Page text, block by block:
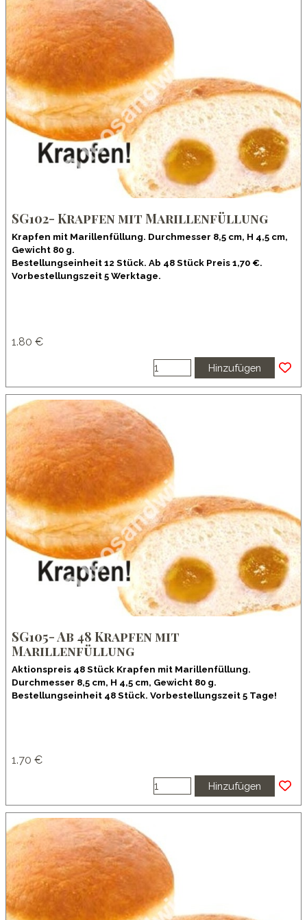
SG102- Krapfen mit Marillenfüllung
Krapfen mit Marillenfüllung. Durchmesser 8,5 cm, H 4,5 cm,
Gewicht 80 g.
Bestellungseinheit 12 Stück. Ab 48 Stück Preis 1,70 €.
Vorbestellungszeit 5 Werktage.
1.80 €
Hinzufügen
SG105- Ab 48 Krapfen mit
Marillenfüllung
Aktionspreis 48 Stück Krapfen mit Marillenfüllung.
Durchmesser 8,5 cm, H 4,5 cm, Gewicht 80 g.
Bestellungseinheit 48 Stück. Vorbestellungszeit 5 Tage!
1.70 €
Hinzufügen